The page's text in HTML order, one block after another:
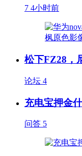
7 4小时前
松下FZ28，
论坛 4
充电宝押金
问答 5